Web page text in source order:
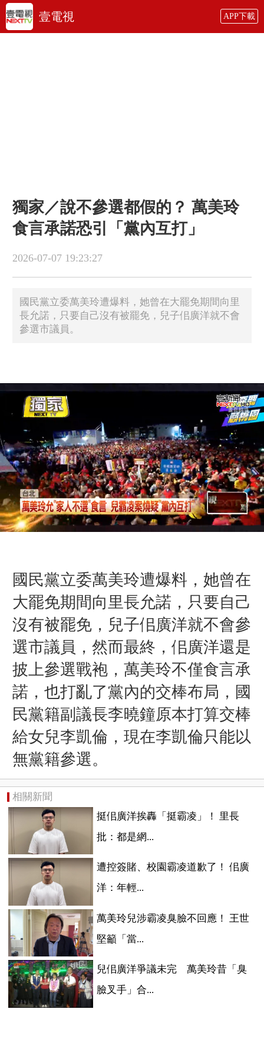
壹電視 APP下載
獨家／說不參選都假的？ 萬美玲
食言承諾恐引「黨內互打」
2026-07-07 19:23:27
國民黨立委萬美玲遭爆料，她曾在大罷免期間向里
長允諾，只要自己沒有被罷免，兒子佀廣洋就不會
參選市議員。
國民黨立委萬美玲遭爆料，她曾在
大罷免期間向里長允諾，只要自己
沒有被罷免，兒子佀廣洋就不會參
選市議員，然而最終，佀廣洋還是
披上參選戰袍， 萬美玲不僅食言承
諾，也打亂了黨內的交棒布局，國
民黨籍副議長李曉鐘原本打算交棒
給女兒李凱倫，現在李凱倫只能以
無黨籍參選。
相關新聞
挺佀廣洋挨轟「挺霸凌」！ 里長
批：都是網...
遭控簽賭、校園霸凌道歉了！ 佀廣
洋：年輕...
萬美玲兒涉霸凌臭臉不回應！ 王世
堅籲「當...
兒佀廣洋爭議未完 萬美玲昔「臭
臉叉手」合...